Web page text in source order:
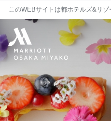
このWEBサイトは都ホテルズ&リゾ